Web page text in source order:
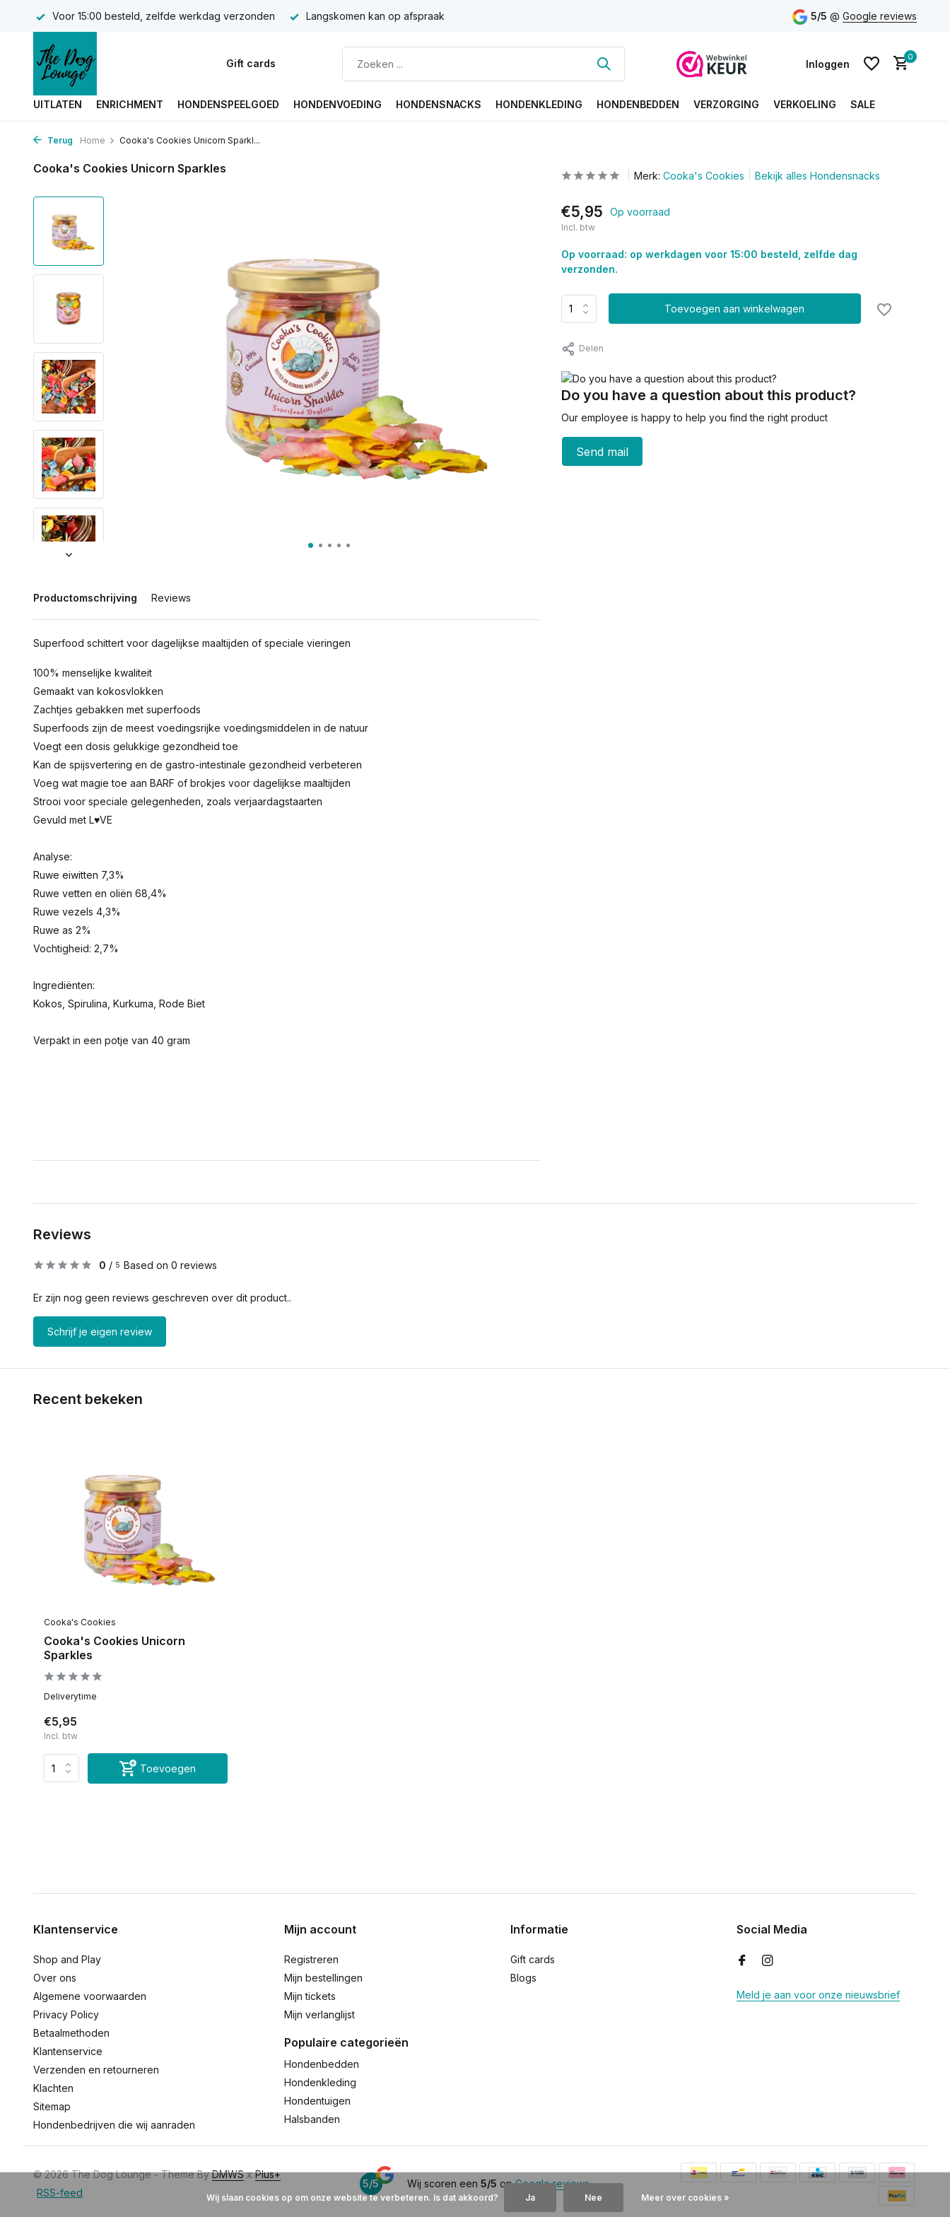
Voor 15:00 besteld, zelfde werkdag verzonden Langskomen kan op afspraak 5/5 @ Google reviews
Gift cards Inloggen
0
UITLATEN ENRICHMENT HONDENSPEELGOED HONDENVOEDING HONDENSNACKS HONDENKLEDING HONDENBEDDEN VERZORGING VERKOELING SALE
Terug Home Cooka's Cookies Unicorn Sparkl...
Cooka's Cookies Unicorn Sparkles
Productomschrijving Reviews
Superfood schittert voor dagelijkse maaltijden of speciale vieringen
100% menselijke kwaliteit
Gemaakt van kokosvlokken
Zachtjes gebakken met superfoods
Superfoods zijn de meest voedingsrijke voedingsmiddelen in de natuur
Voegt een dosis gelukkige gezondheid toe
Kan de spijsvertering en de gastro-intestinale gezondheid verbeteren
Voeg wat magie toe aan BARF of brokjes voor dagelijkse maaltijden
Strooi voor speciale gelegenheden, zoals verjaardagstaarten
Gevuld met L♥VE
Analyse:
Ruwe eiwitten 7,3%
Ruwe vetten en oliën 68,4%
Ruwe vezels 4,3%
Ruwe as 2%
Vochtigheid: 2,7%
Ingrediënten:
Kokos, Spirulina, Kurkuma, Rode Biet
Verpakt in een potje van 40 gram
Merk: Cooka's Cookies Bekijk alles Hondensnacks
€5,95 Op voorraad
Incl. btw
Op voorraad: op werkdagen voor 15:00 besteld, zelfde dag
verzonden.
Toevoegen aan winkelwagen
Delen
Do you have a question about this product?
Our employee is happy to help you find the right product
Send mail
Reviews
0 / 5 Based on 0 reviews
Er zijn nog geen reviews geschreven over dit product..
Schrijf je eigen review
Recent bekeken
Cooka's Cookies
Cooka's Cookies Unicorn
Sparkles
Deliverytime
€5,95
Incl. btw
Toevoegen
Klantenservice
Shop and Play
Over ons
Algemene voorwaarden
Privacy Policy
Betaalmethoden
Klantenservice
Verzenden en retourneren
Klachten
Sitemap
Hondenbedrijven die wij aanraden
Mijn account
Registreren
Mijn bestellingen
Mijn tickets
Mijn verlanglijst
Populaire categorieën
Hondenbedden
Hondenkleding
Hondentuigen
Halsbanden
Informatie
Gift cards
Blogs
Social Media
Meld je aan voor onze nieuwsbrief
© 2026 The Dog Lounge - Theme ByDMWSxPlus+
RSS-feed
5/5 Wij scoren een 5/5 opGoogle reviews
Wij slaan cookies op om onze website te verbeteren. Is dat akkoord? Ja Nee Meer over cookies »